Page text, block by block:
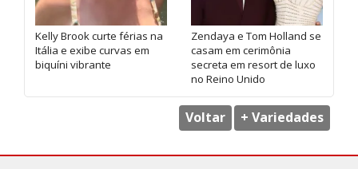
Kelly Brook curte férias na
Itália e exibe curvas em
biquíni vibrante
Zendaya e Tom Holland se
casam em cerimônia
secreta em resort de luxo
no Reino Unido
Voltar + Variedades